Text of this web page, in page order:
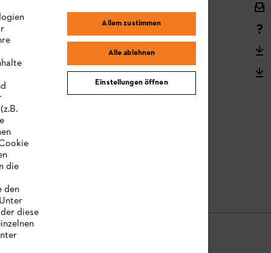
Reklamation und Garantie
STIHL Kooperationsprogramm
STIHL Bedienungsanleitungen
MY STIHL
die
den
diese
Allem zustimmen
Alle ablehnen
Einstellungen öffnen